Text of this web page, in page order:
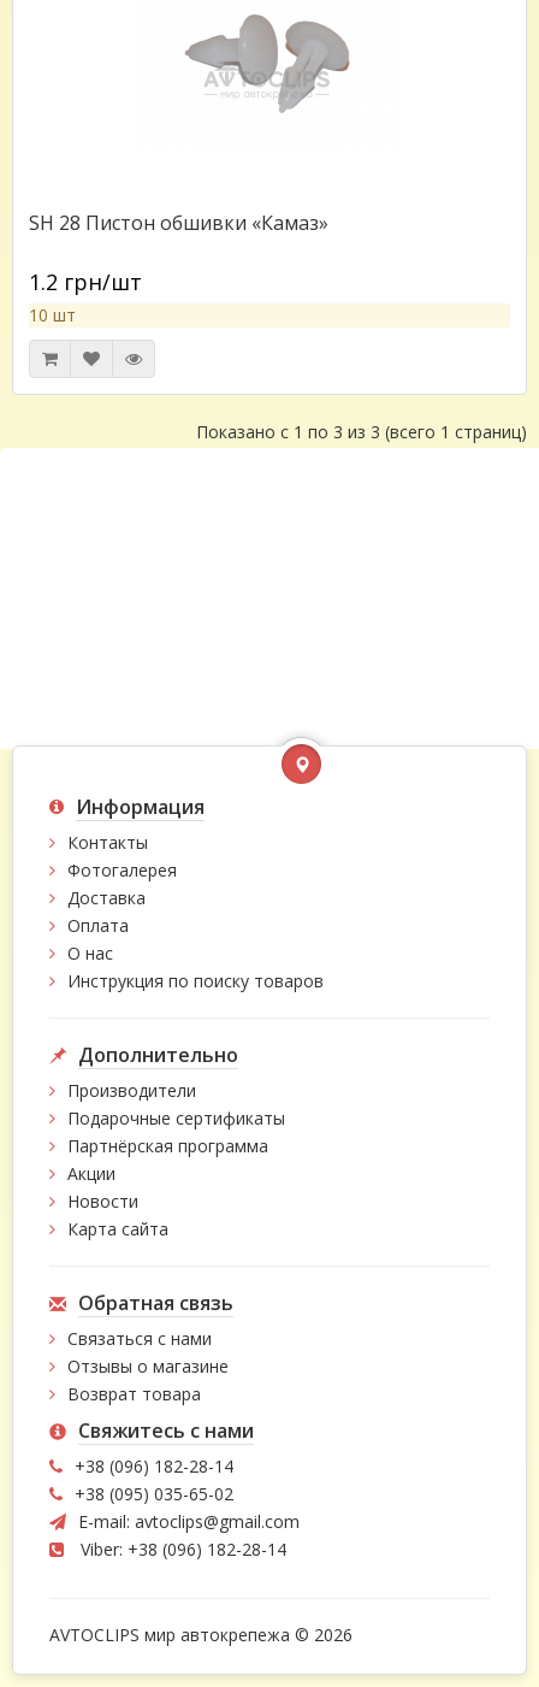
SH 28 Пистон обшивки «Камаз»
1.2 грн/шт
10 шт
Показано с 1 по 3 из 3 (всего 1 страниц)
Информация
Контакты
Фотогалерея
Доставка
Оплата
О нас
Инструкция по поиску товаров
Дополнительно
Производители
Подарочные сертификаты
Партнёрская программа
Акции
Новости
Карта сайта
Обратная связь
Связаться с нами
Отзывы о магазине
Возврат товара
Свяжитесь с нами
+38 (096) 182-28-14
+38 (095) 035-65-02
E-mail: avtoclips@gmail.com
Viber: +38 (096) 182-28-14
AVTOCLIPS мир автокрепежа © 2026